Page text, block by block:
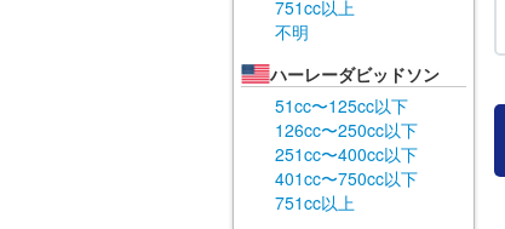
751cc以上
不明
ハーレーダビッドソン
51cc〜125cc以下
126cc〜250cc以下
251cc〜400cc以下
401cc〜750cc以下
751cc以上